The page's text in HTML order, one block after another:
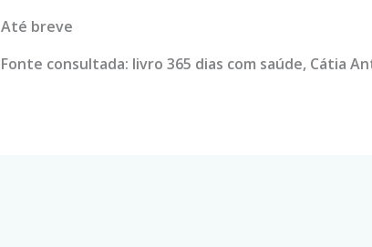
Até breve
Fonte consultada: livro 365 dias com saúde, Cátia